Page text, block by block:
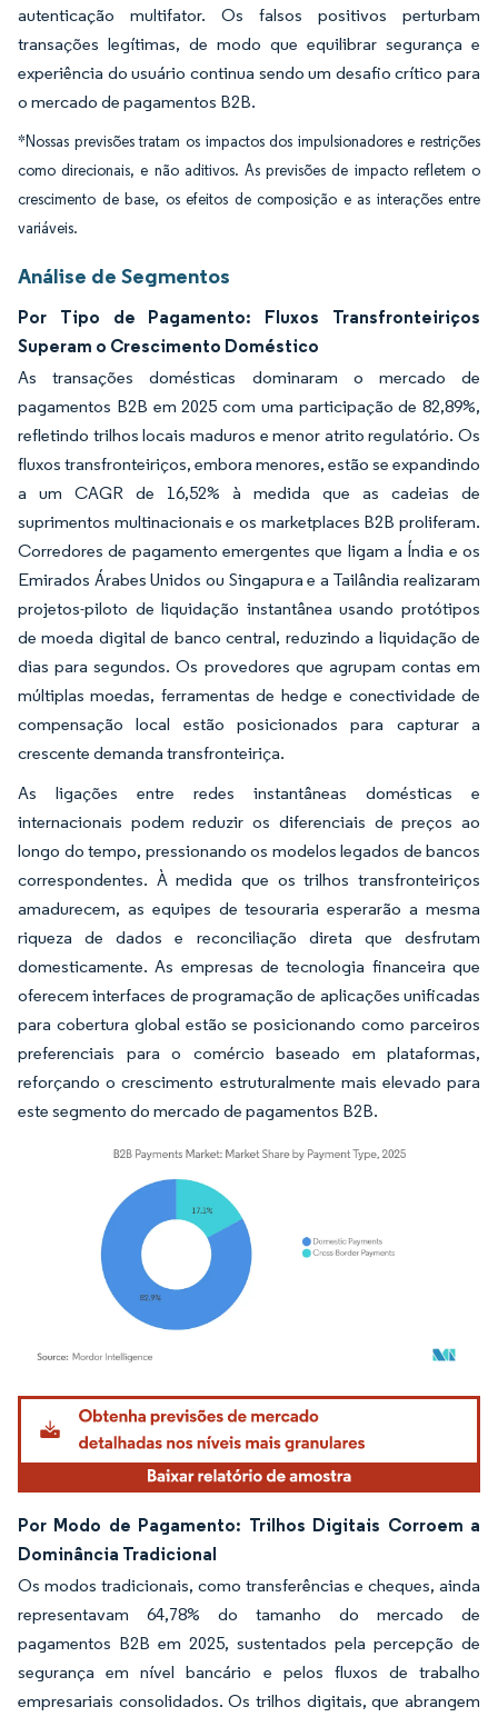
autenticação multifator. Os falsos positivos perturbam
transações legítimas, de modo que equilibrar segurança e
experiência do usuário continua sendo um desafio crítico para
o mercado de pagamentos B2B.
*Nossas previsões tratam os impactos dos impulsionadores e restrições
como direcionais, e não aditivos. As previsões de impacto refletem o
crescimento de base, os efeitos de composição e as interações entre
variáveis.
Análise de Segmentos
Por Tipo de Pagamento: Fluxos Transfronteiriços
Superam o Crescimento Doméstico
As transações domésticas dominaram o mercado de
pagamentos B2B em 2025 com uma participação de 82,89%,
refletindo trilhos locais maduros e menor atrito regulatório. Os
fluxos transfronteiriços, embora menores, estão se expandindo
a um CAGR de 16,52% à medida que as cadeias de
suprimentos multinacionais e os marketplaces B2B proliferam.
Corredores de pagamento emergentes que ligam a Índia e os
Emirados Árabes Unidos ou Singapura e a Tailândia realizaram
projetos-piloto de liquidação instantânea usando protótipos
de moeda digital de banco central, reduzindo a liquidação de
dias para segundos. Os provedores que agrupam contas em
múltiplas moedas, ferramentas de hedge e conectividade de
compensação local estão posicionados para capturar a
crescente demanda transfronteiriça.
As ligações entre redes instantâneas domésticas e
internacionais podem reduzir os diferenciais de preços ao
longo do tempo, pressionando os modelos legados de bancos
correspondentes. À medida que os trilhos transfronteiriços
amadurecem, as equipes de tesouraria esperarão a mesma
riqueza de dados e reconciliação direta que desfrutam
domesticamente. As empresas de tecnologia financeira que
oferecem interfaces de programação de aplicações unificadas
para cobertura global estão se posicionando como parceiros
preferenciais para o comércio baseado em plataformas,
reforçando o crescimento estruturalmente mais elevado para
este segmento do mercado de pagamentos B2B.
Imagem © Mordor Intelligence. O reuso requer atribuição conforme CC BY 4.0.
Por Modo de Pagamento: Trilhos Digitais Corroem a
Dominância Tradicional
Os modos tradicionais, como transferências e cheques, ainda
representavam 64,78% do tamanho do mercado de
pagamentos B2B em 2025, sustentados pela percepção de
segurança em nível bancário e pelos fluxos de trabalho
empresariais consolidados. Os trilhos digitais, que abrangem